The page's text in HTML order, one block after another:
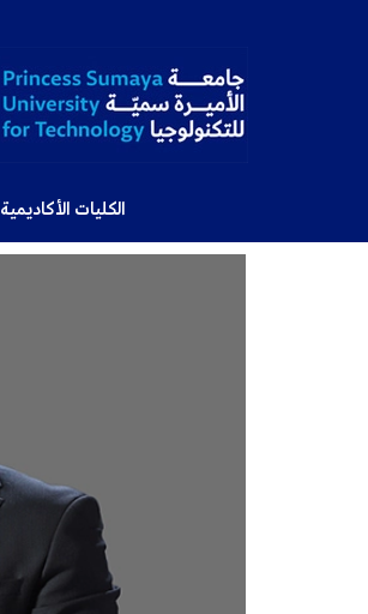
الكليات الأكاديمية